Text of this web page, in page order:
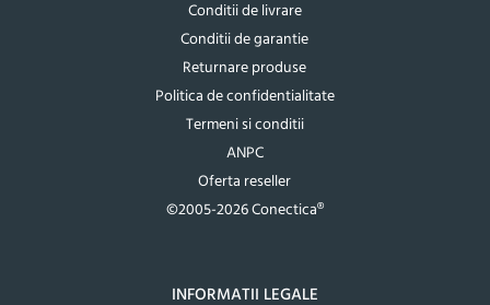
Conditii de livrare
Conditii de garantie
Returnare produse
Politica de confidentialitate
Termeni si conditii
ANPC
Oferta reseller
©2005-2026 Conectica®
INFORMATII LEGALE